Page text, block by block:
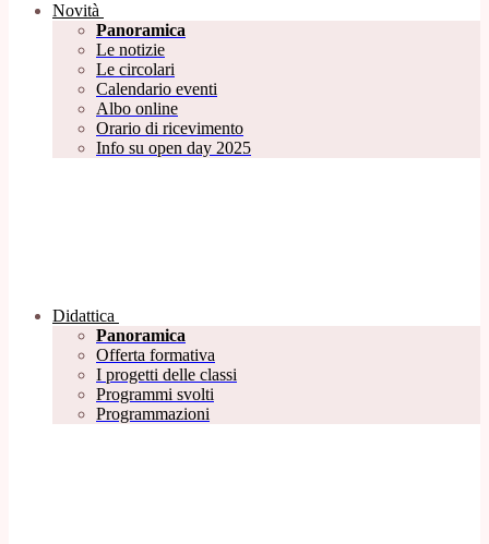
Novità
Panoramica
Le notizie
Le circolari
Calendario eventi
Albo online
Orario di ricevimento
Info su open day 2025
Didattica
Panoramica
Offerta formativa
I progetti delle classi
Programmi svolti
Programmazioni